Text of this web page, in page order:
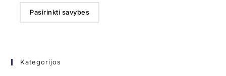
Pasirinkti savybes
Kategorijos